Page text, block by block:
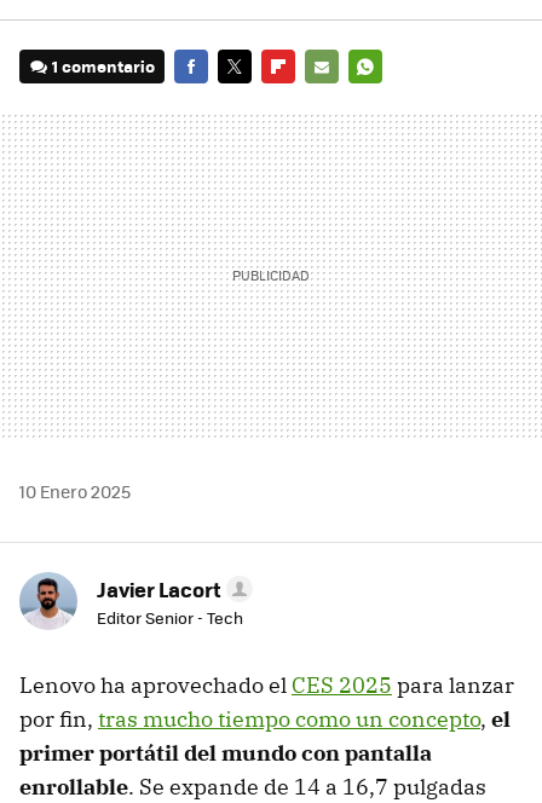
1 comentario
MAIL
10 Enero 2025
Javier Lacort
Editor Senior - Tech
Lenovo ha aprovechado el CES 2025 para lanzar
por fin, tras mucho tiempo como un concepto, el
primer portátil del mundo con pantalla
enrollable. Se expande de 14 a 16,7 pulgadas